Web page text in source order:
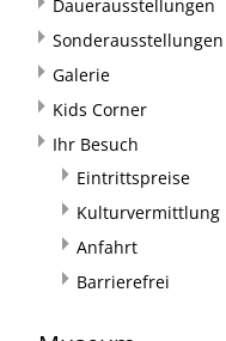
Dauerausstellungen
Sonderausstellungen
Galerie
Kids Corner
Ihr Besuch
Eintrittspreise
Kulturvermittlung
Anfahrt
Barrierefrei